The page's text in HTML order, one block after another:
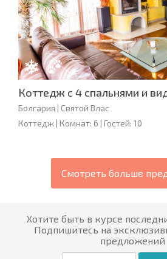
Коттедж с 4 спальнями и
Болгария | Святой Влас
Коттедж | Комнат: 6 | Гостей: 10
Смотреть больше
Хотите быть в курсе
Подпишитесь на
предложений